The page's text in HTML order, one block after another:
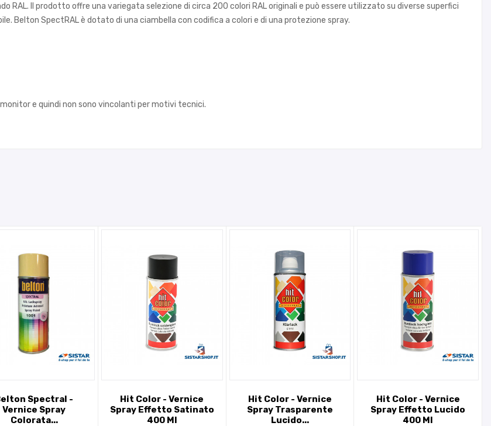
RAL. Il prodotto offre una variegata selezione di circa 200 colori RAL originali e può essere utilizzato su diverse superfici
Belton SpectRAL è dotato di una ciambella con codifica a colori e di una protezione spray.
e quindi non sono vincolanti per motivi tecnici.
Spectral -
Vernice Spray
Colorata...
Hit Color - Vernice
Spray Effetto Satinato
400 Ml
Hit Color - Vernice
Spray Trasparente
Lucido...
Hit Color - Vernice
Spray Effetto Lucido
400 Ml